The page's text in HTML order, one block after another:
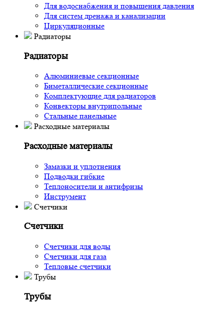
Для водоснабжения и повышения давления
Для систем дренажа и канализации
Циркуляционные
Радиаторы
Радиаторы
Алюминиевые секционные
Биметаллические секционные
Комплектующие для радиаторов
Конвекторы внутрипольные
Стальные панельные
Расходные материалы
Расходные материалы
Замазки и уплотнения
Подводки гибкие
Теплоносители и антифризы
Инструмент
Счетчики
Счетчики
Счетчики для воды
Счетчики для газа
Тепловые счетчики
Трубы
Трубы